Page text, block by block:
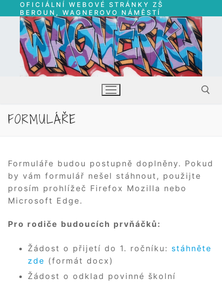
Přeskočit
na
obsah
OFICIÁLNÍ WEBOVÉ STRÁNKY ZŠ
BEROUN, WAGNEROVO NÁMĚSTÍ
FORMULÁŘE
Formuláře budou postupně doplněny. Pokud
by vám formulář nešel stáhnout, použijte
prosím prohlížeč Firefox Mozilla nebo
Microsoft Edge.
Pro rodiče budoucích prvňáčků:
Žádost o přijetí do 1. ročníku: stáhněte
zde (formát docx)
Žádost o odklad povinné školní